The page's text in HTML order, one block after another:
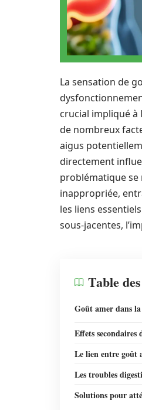
La sensation de
crucial impliqué
de nombreux
aigus
directement
problématique se
inappropriée,
les liens
sous-jacentes,
Table
Goût amer dans la
Effets secondaires
Le lien entre goût
Les troubles
Solutions pour